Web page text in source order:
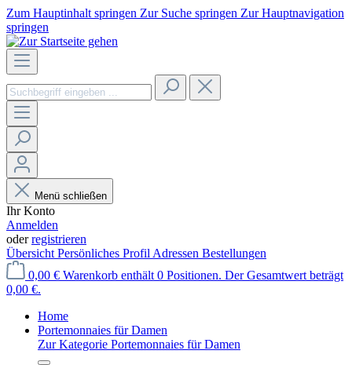
Zum Hauptinhalt springen Zur Suche springen Zur Hauptnavigation
springen
Menü schließen
Ihr Konto
Anmelden
oderregistrieren
Übersicht Persönliches Profil Adressen Bestellungen
0,00 € Warenkorb enthält 0 Positionen. Der Gesamtwert beträgt
0,00 €.
Home
Portemonnaies für Damen
Zur Kategorie Portemonnaies für Damen